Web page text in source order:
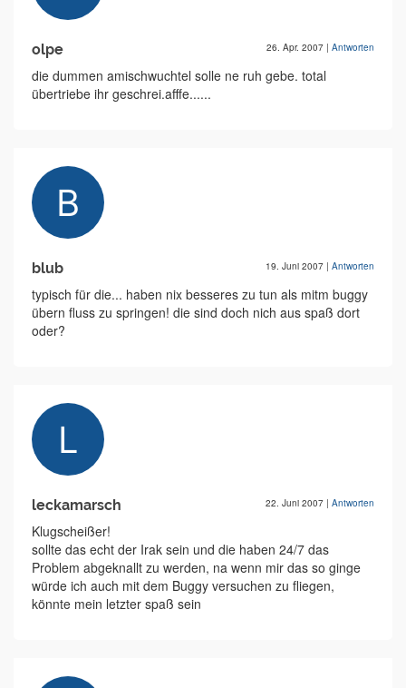
olpe 26. Apr. 2007 | Antworten
die dummen amischwuchtel solle ne ruh gebe. total
übertriebe ihr geschrei.afffe......
blub 19. Juni 2007 | Antworten
typisch für die... haben nix besseres zu tun als mitm buggy
übern fluss zu springen! die sind doch nich aus spaß dort
oder?
leckamarsch 22. Juni 2007 | Antworten
Klugscheißer!
sollte das echt der Irak sein und die haben 24/7 das
Problem abgeknallt zu werden, na wenn mir das so ginge
würde ich auch mit dem Buggy versuchen zu fliegen,
könnte mein letzter spaß sein